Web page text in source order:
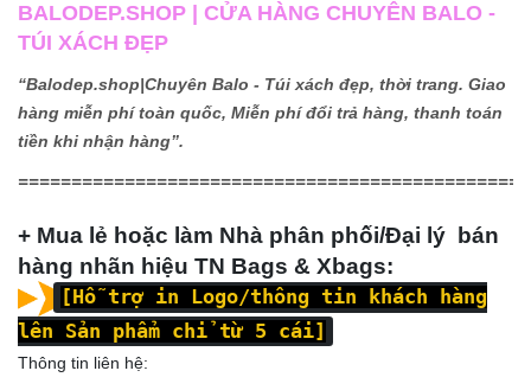
BALODEP.SHOP | CỬA HÀNG CHUYÊN BALO -
TÚI XÁCH ĐẸP
“Balodep.shop|Chuyên Balo - Túi xách đẹp, thời trang. Giao
hàng miễn phí toàn quốc, Miễn phí đổi trả hàng, thanh toán
tiền khi nhận hàng”.
+ Mua lẻ hoặc làm Nhà phân phối/Đại lý bán
hàng nhãn hiệu TN Bags & Xbags:
[Hỗ trợ in Logo/thông tin khách hàng
lên Sản phẩm chỉ từ 5 cái]
Thông tin liên hệ: